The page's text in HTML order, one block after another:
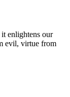
enlightens our
evil, virtue from